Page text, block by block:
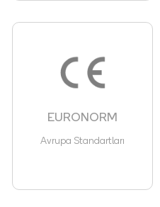
EURONORM
Avrupa Standartları